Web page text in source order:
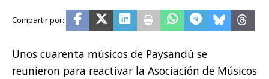
Unos cuarenta músicos de Paysandú se
reunieron para reactivar la Asociación de Músicos